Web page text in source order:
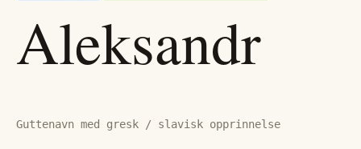
Aleksandr
Guttenavn med gresk / slavisk opprinnelse